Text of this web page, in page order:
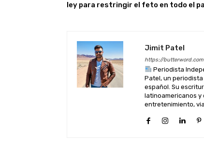
ley para restringir el feto en todo el
Jimit Patel
https://butterword.com
Periodista
Patel, un
español. Su
latinoamericanos y
entretenimiento,